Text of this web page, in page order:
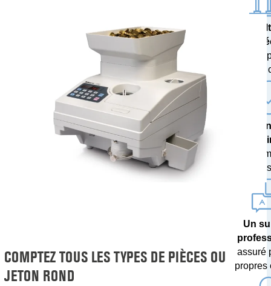
COMPTEZ TOUS LES TYPES DE PIÈCES OU
JETON ROND
Des
testés
banques
Une
avec des
de
Un
assuré
propres